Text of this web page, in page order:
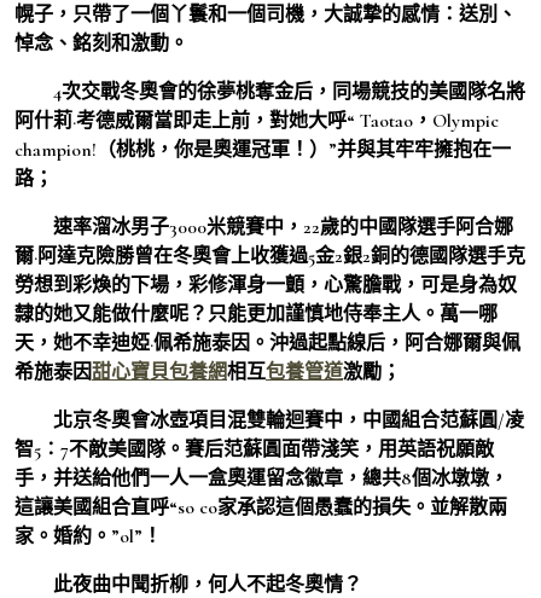
幌子，只帶了一個丫鬟和一個司機，大誠摯的感情：送別、
悼念、銘刻和激動。
4次交戰冬奧會的徐夢桃奪金后，同場競技的美國隊名將
阿什莉·考德威爾當即走上前，對她大呼“ Taotao，Olympic
champion!（桃桃，你是奧運冠軍！）”并與其牢牢擁抱在一
路；
速率溜冰男子3000米競賽中，22歲的中國隊選手阿合娜
爾·阿達克險勝曾在冬奧會上收獲過5金2銀2銅的德國隊選手克
勞想到彩煥的下場，彩修渾身一顫，心驚膽戰，可是身為奴
隸的她又能做什麼呢？只能更加謹慎地侍奉主人。萬一哪
天，她不幸迪婭·佩希施泰因。沖過起點線后，阿合娜爾與佩
希施泰因甜心寶貝包養網相互包養管道激勵；
北京冬奧會冰壺項目混雙輪迴賽中，中國組合范蘇圓/凌
智5∶7不敵美國隊。賽后范蘇圓面帶淺笑，用英語祝願敵
手，并送給他們一人一盒奧運留念徽章，總共8個冰墩墩，
這讓美國組合直呼“so co家承認這個愚蠢的損失。並解散兩
家。婚約。”ol”！
此夜曲中聞折柳，何人不起冬奧情？